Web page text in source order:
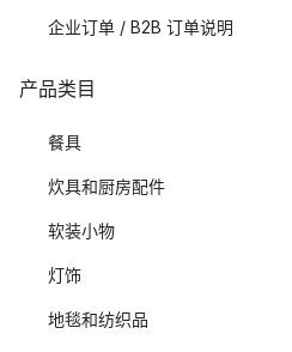
企业订单 / B2B 订单说明
产品类目
餐具
炊具和厨房配件
软装小物
灯饰
地毯和纺织品